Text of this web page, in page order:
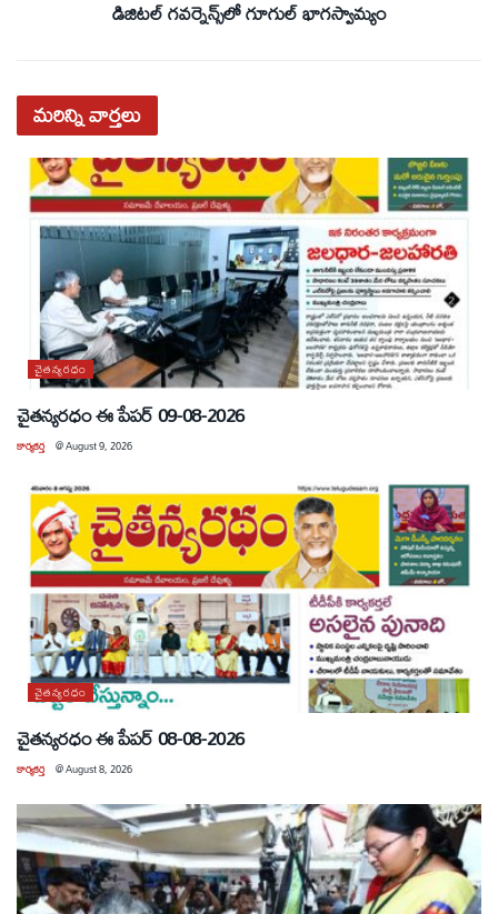
డిజిటల్ గవర్నెన్స్‌లో గూగుల్ భాగస్వామ్యం
మరిన్నివార్తలు
చైతన్యరధం
చైతన్యరధం ఈ పేపర్ 09-08-2026
కార్యకర్త @August 9, 2026
చైతన్యరధం
చైతన్యరధం ఈ పేపర్ 08-08-2026
కార్యకర్త @August 8, 2026